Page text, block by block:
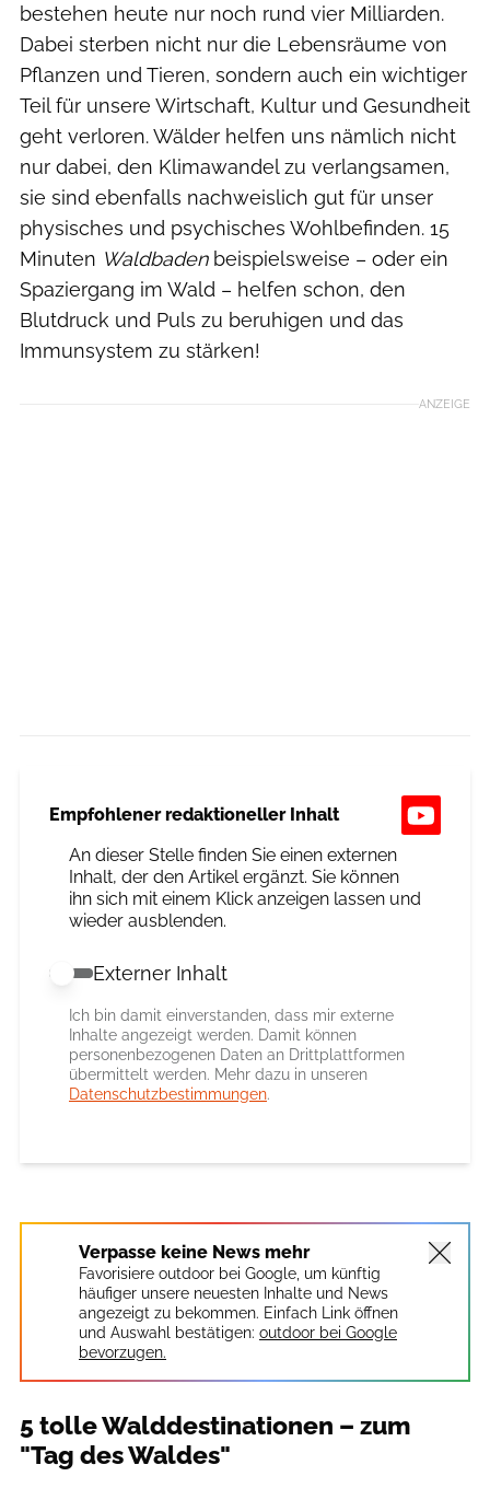
bestehen heute nur noch rund vier Milliarden.
Dabei sterben nicht nur die Lebensräume von
Pflanzen und Tieren, sondern auch ein wichtiger
Teil für unsere Wirtschaft, Kultur und Gesundheit
geht verloren. Wälder helfen uns nämlich nicht
nur dabei, den Klimawandel zu verlangsamen,
sie sind ebenfalls nachweislich gut für unser
physisches und psychisches Wohlbefinden. 15
Minuten Waldbadenbeispielsweise – oder ein
Spaziergang im Wald – helfen schon, den
Blutdruck und Puls zu beruhigen und das
Immunsystem zu stärken!
ANZEIGE
Empfohlener redaktioneller Inhalt
An dieser Stelle finden Sie einen externen
Inhalt, der den Artikel ergänzt. Sie können
ihn sich mit einem Klick anzeigen lassen und
wieder ausblenden.
Externer Inhalt erlauben
Externer Inhalt
Ich bin damit einverstanden, dass mir externe
Inhalte angezeigt werden. Damit können
personenbezogenen Daten an Drittplattformen
übermittelt werden. Mehr dazu in unseren
Datenschutzbestimmungen.
Verpasse keine News mehr
Favorisiere outdoor bei Google, um künftig
häufiger unsere neuesten Inhalte und News
angezeigt zu bekommen. Einfach Link öffnen
und Auswahl bestätigen: outdoor bei Google
bevorzugen.
5 tolle Walddestinationen – zum
"Tag des Waldes"